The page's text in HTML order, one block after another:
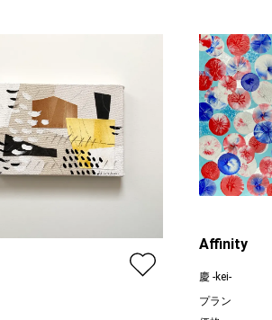
Affinity
慶 -kei-
プラン